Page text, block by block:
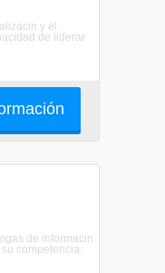
y el
de liderar
de informacin
competencia.